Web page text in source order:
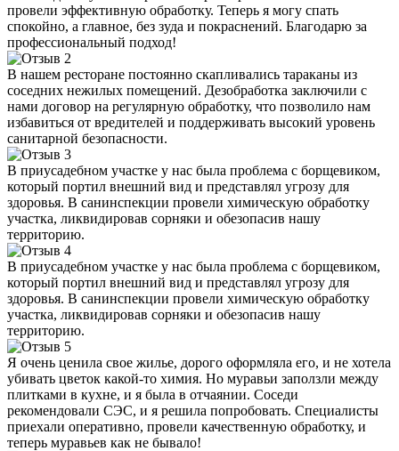
провели эффективную обработку. Теперь я могу спать
спокойно, а главное, без зуда и покраснений. Благодарю за
профессиональный подход!
В нашем ресторане постоянно скапливались тараканы из
соседних нежилых помещений. Дезобработка заключили с
нами договор на регулярную обработку, что позволило нам
избавиться от вредителей и поддерживать высокий уровень
санитарной безопасности.
В приусадебном участке у нас была проблема с борщевиком,
который портил внешний вид и представлял угрозу для
здоровья. В санинспекции провели химическую обработку
участка, ликвидировав сорняки и обезопасив нашу
территорию.
В приусадебном участке у нас была проблема с борщевиком,
который портил внешний вид и представлял угрозу для
здоровья. В санинспекции провели химическую обработку
участка, ликвидировав сорняки и обезопасив нашу
территорию.
Я очень ценила свое жилье, дорого оформляла его, и не хотела
убивать цветок какой-то химия. Но муравьи заползли между
плитками в кухне, и я была в отчаянии. Соседи
рекомендовали СЭС, и я решила попробовать. Специалисты
приехали оперативно, провели качественную обработку, и
теперь муравьев как не бывало!